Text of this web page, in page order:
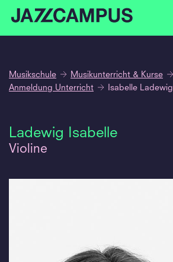
Musikschule Musikunterricht & Kurse
Anmeldung Unterricht
Isabelle Ladewig
Ladewig Isabelle
Violine